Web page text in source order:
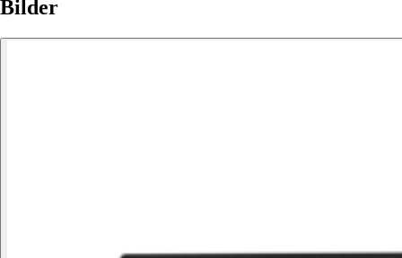
Bilder